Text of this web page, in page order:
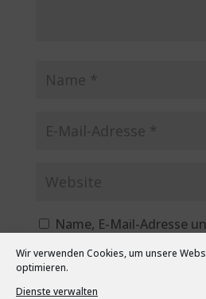
Wir verwenden Cookies, um unsere
optimieren.
Dienste verwalten
Name, E-Mail-Adresse
diesem Browser für meinen
Kommentar speichern.